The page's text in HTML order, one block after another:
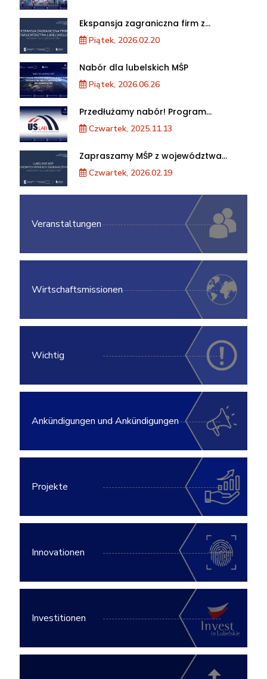
Ekspansja zagraniczna firm z
województwa lubelskiego. Warsztaty
dla MŚP
Piątek, 2026.02.20
Nabór dla lubelskich MŚP
Piątek, 2026.06.26
Przedłużamy nabór! Program
akceleracji przedsiębiorstw
Czwartek, 2025.11.13
Zapraszamy MŚP z województwa
lubelskiego na warsztaty „Lubelskie
MŚP na nowych rynkach
Czwartek, 2026.02.19
Veranstaltungen
Wirtschaftsmissionen
Wichtig
Ankündigungen und Ankündigungen
Projekte
Innovationen
Investitionen